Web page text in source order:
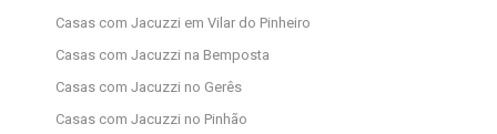
Casas com Jacuzzi em Vilar do Pinheiro
Casas com Jacuzzi na Bemposta
Casas com Jacuzzi no Gerês
Casas com Jacuzzi no Pinhão